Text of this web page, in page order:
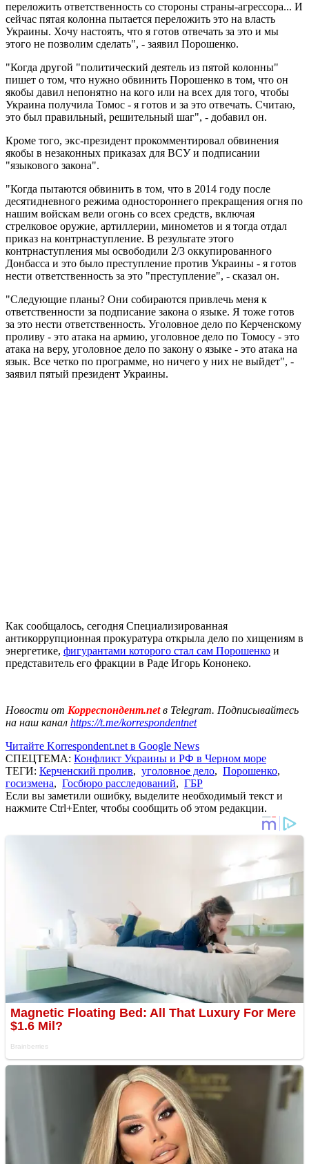
переложить ответственность со стороны страны-агрессора... И
сейчас пятая колонна пытается переложить это на власть
Украины. Хочу настоять, что я готов отвечать за это и мы
этого не позволим сделать", - заявил Порошенко.
"Когда другой "политический деятель из пятой колонны"
пишет о том, что нужно обвинить Порошенко в том, что он
якобы давил непонятно на кого или на всех для того, чтобы
Украина получила Томос - я готов и за это отвечать. Считаю,
это был правильный, решительный шаг", - добавил он.
Кроме того, экс-президент прокомментировал обвинения
якобы в незаконных приказах для ВСУ и подписании
"языкового закона".
"Когда пытаются обвинить в том, что в 2014 году после
десятидневного режима одностороннего прекращения огня по
нашим войскам вели огонь со всех средств, включая
стрелковое оружие, артиллерии, минометов и я тогда отдал
приказ на контрнаступление. В результате этого
контрнаступления мы освободили 2/3 оккупированного
Донбасса и это было преступление против Украины - я готов
нести ответственность за это "преступление", - сказал он.
"Следующие планы? Они собираются привлечь меня к
ответственности за подписание закона о языке. Я тоже готов
за это нести ответственность. Уголовное дело по Керченскому
проливу - это атака на армию, уголовное дело по Томосу - это
атака на веру, уголовное дело по закону о языке - это атака на
язык. Все четко по программе, но ничего у них не выйдет", -
заявил пятый президент Украины.
Как сообщалось, сегодня Специализированная
антикоррупционная прокуратура открыла дело по хищениям в
энергетике, фигурантами которого стал сам Порошенко и
представитель его фракции в Раде Игорь Кононеко.
Новости от Корреспондент.netв Telegram. Подписывайтесь
на наш канал https://t.me/korrespondentnet
Читайте Korrespondent.net в Google News
СПЕЦТЕМА: Конфликт Украины и РФ в Черном море
ТЕГИ: Керченский пролив, уголовное дело, Порошенко,
госизмена, Госбюро расследований, ГБР
Если вы заметили ошибку, выделите необходимый текст и
нажмите Ctrl+Enter, чтобы сообщить об этом редакции.